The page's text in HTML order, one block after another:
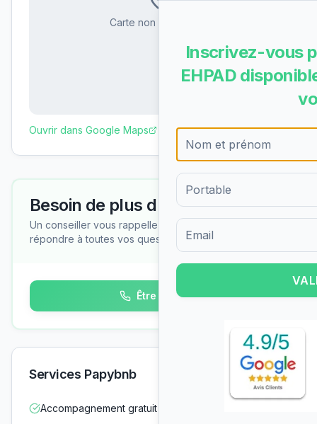
Carte non disponible
Ouvrir dans Google Maps
Besoin de plus d'informations ?
Un conseiller vous rappelle gratuitement pour
répondre à toutes vos questions
Être rappelé
Services Papybnb
Accompagnement gratuit dans vos démarches
Inscrivez-vous
EHPAD
Formulaire d'inscription pour